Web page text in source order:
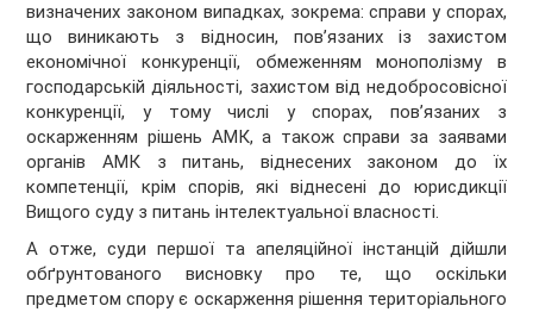
визначених законом випадках, зокрема: справи у спорах,
що виникають з відносин, пов’язаних із захистом
економічної конкуренції, обмеженням монополізму в
господарській діяльності, захистом від недобросовісної
конкуренції, у тому числі у спорах, пов’язаних з
оскарженням рішень АМК, а також справи за заявами
органів АМК з питань, віднесених законом до їх
компетенції, крім спорів, які віднесені до юрисдикції
Вищого суду з питань інтелектуальної власності.
А отже, суди першої та апеляційної інстанцій дійшли
обґрунтованого висновку про те, що оскільки
предметом спору є оскарження рішення територіального